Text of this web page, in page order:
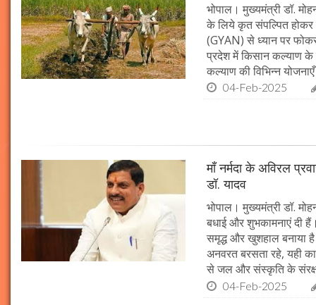
भोपाल। मुख्यमंत्री डॉ.
के लिये कृत संपल्पित होकर
(GYAN) से ध्यान पर
प्रदेश में किसान कल्याण के
कल्याण की विभिन्न
04-Feb-2025
माँ नर्मदा के अविरल
डॉ. यादव
भोपाल। मुख्यमंत्री डॉ.
बधाई और शुभकामनाएं दी
समृद्ध और खुशहाल बनाया
अनवरत बरसता रहे, यही
से जल और संस्कृति के
04-Feb-2025